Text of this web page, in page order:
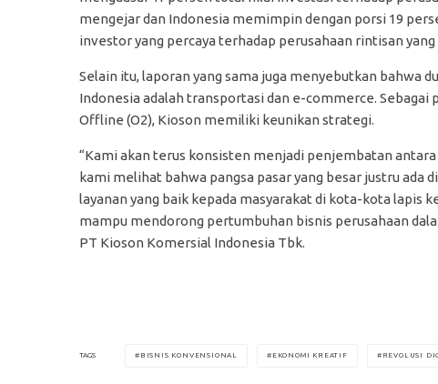
mengejar dan Indonesia memimpin dengan porsi 19
investor yang percaya terhadap perusahaan rintisan
Selain itu, laporan yang sama juga menyebutkan bahwa
Indonesia adalah transportasi dan e-commerce.
Offline (O2), Kioson memiliki keunikan strategi.
“Kami akan terus konsisten menjadi penjembatan
kami melihat bahwa pangsa pasar yang besar justru ada
layanan yang baik kepada masyarakat di kota-kota lapis
mampu mendorong pertumbuhan bisnis perusahaan
PT Kioson Komersial Indonesia Tbk.
TAGS BISNIS KONVENSIONAL EKONOMI KREATIF REVOLUSI